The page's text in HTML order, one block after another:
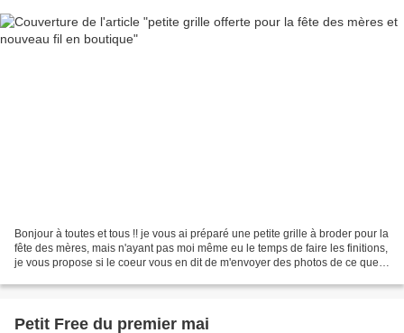
Bonjour à toutes et tous !! je vous ai préparé une petite grille à broder pour la
fête des mères, mais n'ayant pas moi même eu le temps de faire les finitions,
je vous propose si le coeur vous en dit de m'envoyer des photos de ce que
Petit Free du premier mai